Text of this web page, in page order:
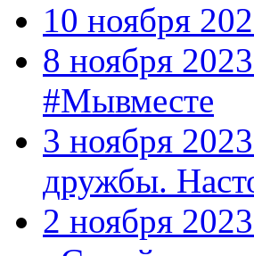
10 ноября
8 ноября
#Мывместе
3 ноября
дружбы.
2 ноября